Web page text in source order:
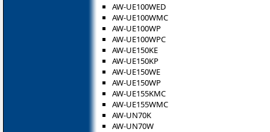
AW-UE100WED
AW-UE100WMC
AW-UE100WP
AW-UE100WPC
AW-UE150KE
AW-UE150KP
AW-UE150WE
AW-UE150WP
AW-UE155KMC
AW-UE155WMC
AW-UN70K
AW-UN70W